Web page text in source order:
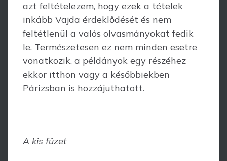
azt feltételezem, hogy ezek a tételek
inkább Vajda érdeklődését és nem
feltétlenül a valós olvasmá­nyokat fedik
le. Termé­szetesen ez nem minden esetre
vonatkozik, a példányok egy részé­hez
ekkor itthon vagy a későbbiekben
Párizsban is hozzájut­ha­tott.
A kis füzet